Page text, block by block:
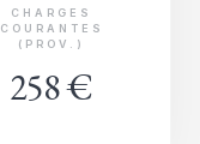
CHARGES
COURANTES
(PROV.)
258 €